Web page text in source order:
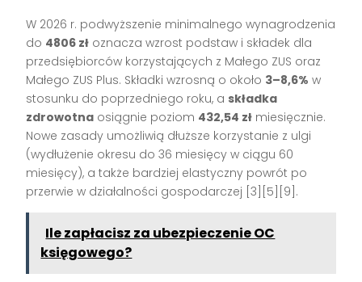
W 2026 r. podwyższenie minimalnego wynagrodzenia
do 4806 zł oznacza wzrost podstaw i składek dla
przedsiębiorców korzystających z Małego ZUS oraz
Małego ZUS Plus. Składki wzrosną o około 3–8,6% w
stosunku do poprzedniego roku, a składka
zdrowotna osiągnie poziom 432,54 zł miesięcznie.
Nowe zasady umożliwią dłuższe korzystanie z ulgi
(wydłużenie okresu do 36 miesięcy w ciągu 60
miesięcy), a także bardziej elastyczny powrót po
przerwie w działalności gospodarczej [3][5][9].
Ile zapłacisz za ubezpieczenie OC
księgowego?